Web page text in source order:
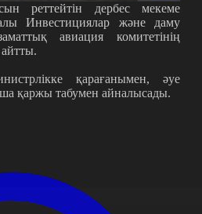
реттейтін дербес мекеме
Инвестициялар және даму
авиация комитетінің
қарағанымен, әуе
қаржы табумен айналысады.